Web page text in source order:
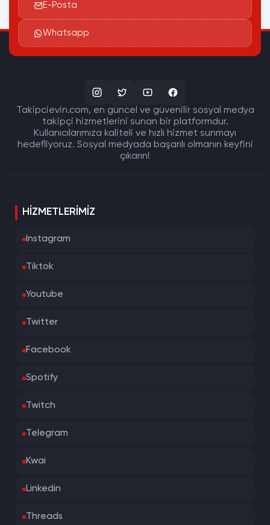
E-Posta
Whatsapp
Takipcievin.com, en güncel ve güvenilir sosyal medya
takipçi hizmetlerini sunan bir platformdur.
Kullanıcılarımıza kaliteli ve hızlı hizmet sunmayı
hedefliyoruz. Sosyal medyada başarılı olmanın keyfini
çıkarın!
HIZMETLERIMIZ
Instagram
Tiktok
Youtube
Twitter
Facebook
Spotify
Twitch
Telegram
Kwai
Linkedin
Threads